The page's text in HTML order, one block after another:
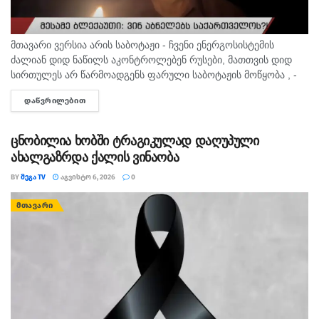
სავარაუდოდ, ამ სისტემური პროცესის
ბოლო ტალღის მოწმე ვხდებით.
ქარტია სოლიდარობას უცხადებს
აჭარის საზოგადოებრივი
მაუწყებლიდან გათავისუფლებულ
კოლეგებს და მაუწყებლის მენეჯმენტს
რეორგანიზაციის პროცესში კი
გათავისუფლებებთან დაკავშირებით
მეტი გამჭვირვალობისა და
სიცხადისკენ მოუწოდებს”, –
ვკითხულობთ განცხადებაში.
მთავარი ვერსია არის საბოტაჟი - ჩვენი ენერგოსისტემის
ძალიან დიდ ნაწილს აკონტროლებენ რუსები, მათთვის დიდ
სირთულეს არ წარმოადგენს ფარული საბოტაჟის მოწყობა , -
ამის შესახებ ანალიტიკოსმა გია ხუხაშვილმა „პალიტრანიუსის“
გადაცემაში „360...
ᲓᲐᲬᲕᲠᲘᲚᲔᲑᲘᲗ
ცნობილია ხობში ტრაგიკულად დაღუპული
ახალგაზრდა ქალის ვინაობა
BYᲛᲔᲒᲐ TV ᲐᲒᲕᲘᲡᲢᲝ 6, 2026 0
ᲛᲗᲐᲕᲐᲠᲘ